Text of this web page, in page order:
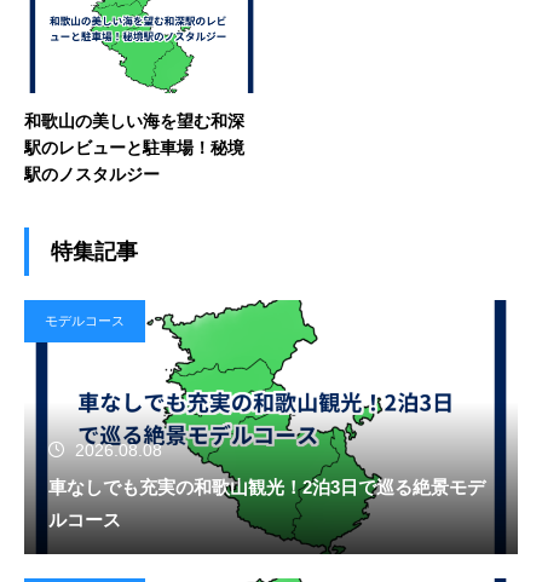
和歌山の美しい海を望む和深
駅のレビューと駐車場！秘境
駅のノスタルジー
特集記事
モデルコース
2026.08.08
車なしでも充実の和歌山観光！2泊3日で巡る絶景モデ
ルコース